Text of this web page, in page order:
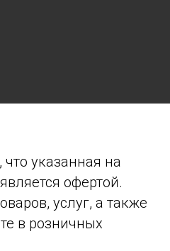
указанная на
офертой.
услуг, а также
в розничных